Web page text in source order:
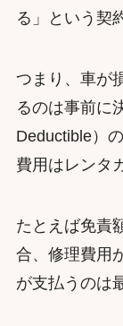
る」という契
つまり、車が
るのは事前に
Deductible）
費用はレンタ
たとえば免責
合、修理費用
が支払うのは